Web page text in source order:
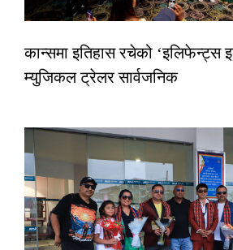
कान्समा इतिहास रचेको ‘इलिफेन्ट्स
म्युजिकल ट्रेलर सार्वजनिक